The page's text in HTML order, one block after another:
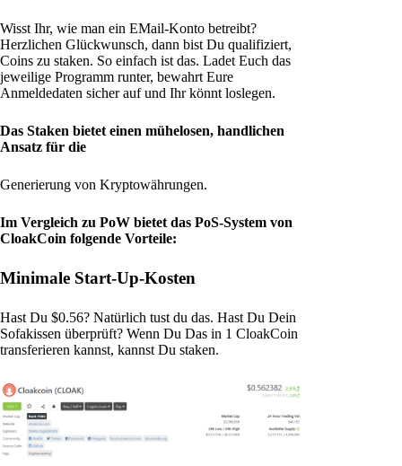
Wisst Ihr, wie man ein EMail-Konto betreibt?
Herzlichen Glückwunsch, dann bist Du qualifiziert,
Coins zu staken. So einfach ist das. Ladet Euch das
jeweilige Programm runter, bewahrt Eure
Anmeldedaten sicher auf und Ihr könnt loslegen.
Das Staken bietet einen mühelosen, handlichen
Ansatz für die
Generierung von Kryptowährungen.
Im Vergleich zu PoW bietet das PoS-System von
CloakCoin folgende Vorteile:
Minimale Start-Up-Kosten
Hast Du $0.56? Natürlich tust du das. Hast Du Dein
Sofakissen überprüft? Wenn Du Das in 1 CloakCoin
transferieren kannst, kannst Du staken.